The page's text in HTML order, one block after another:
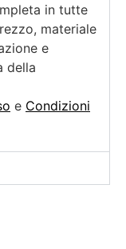
in tutte
materiale
e
della
e Condizioni